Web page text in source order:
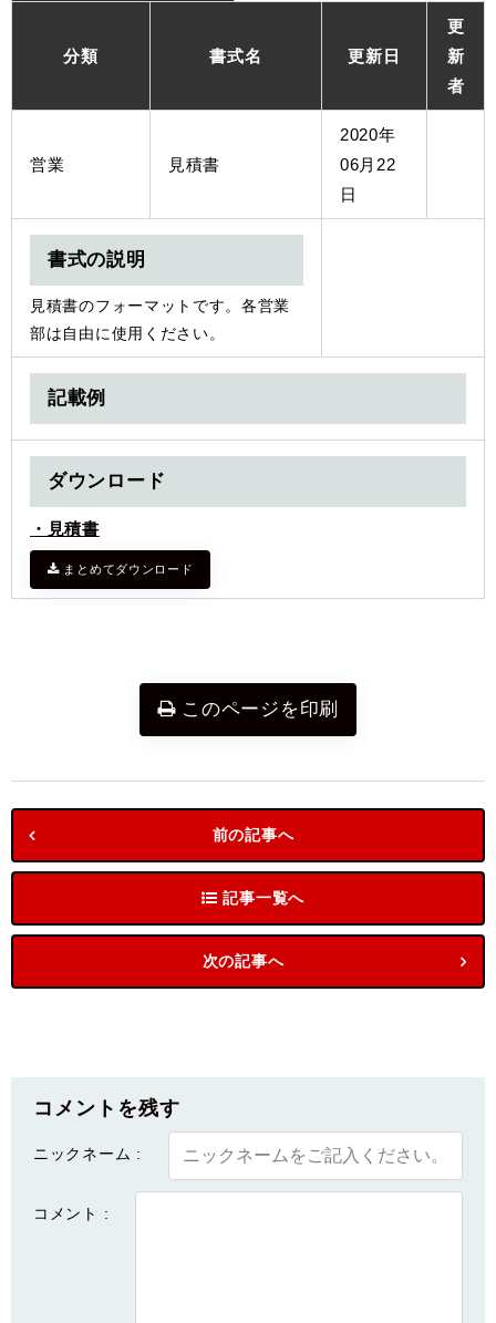
分類 書式名 更新日
更
新
者
営業 見積書
2020年
06月22
日
書式の説明
見積書のフォーマットです。各営業
部は自由に使用ください。
記載例
ダウンロード
・見積書
まとめてダウンロード
このページを印刷
前の記事へ
記事一覧へ
次の記事へ
コメントを残す
ニックネーム :
コメント :